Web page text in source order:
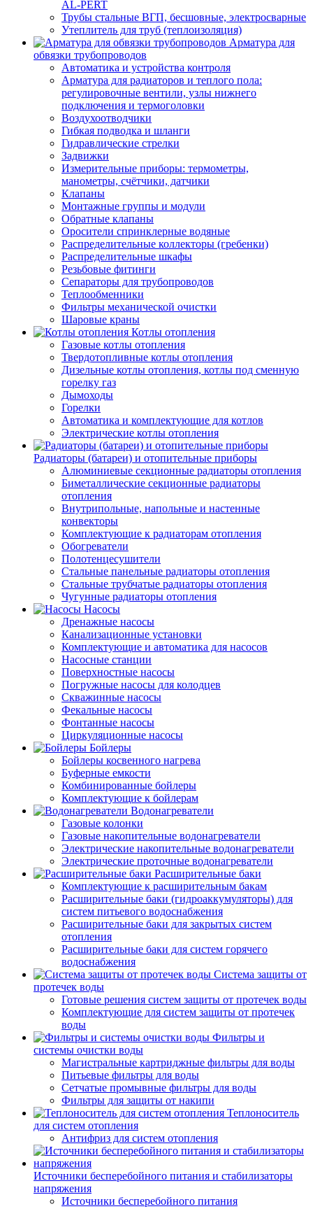
AL-PERT
Трубы стальные ВГП, бесшовные, электросварные
Утеплитель для труб (теплоизоляция)
Арматура для
обвязки трубопроводов
Автоматика и устройства контроля
Арматура для радиаторов и теплого пола:
регулировочные вентили, узлы нижнего
подключения и термоголовки
Воздухоотводчики
Гибкая подводка и шланги
Гидравлические стрелки
Задвижки
Измерительные приборы: термометры,
манометры, счётчики, датчики
Клапаны
Монтажные группы и модули
Обратные клапаны
Оросители спринклерные водяные
Распределительные коллекторы (гребенки)
Распределительные шкафы
Резьбовые фитинги
Сепараторы для трубопроводов
Теплообменники
Фильтры механической очистки
Шаровые краны
Котлы отопления
Газовые котлы отопления
Твердотопливные котлы отопления
Дизельные котлы отопления, котлы под сменную
горелку газ
Дымоходы
Горелки
Автоматика и комплектующие для котлов
Электрические котлы отопления
Радиаторы (батареи) и отопительные приборы
Алюминиевые секционные радиаторы отопления
Биметаллические секционные радиаторы
отопления
Внутрипольные, напольные и настенные
конвекторы
Комплектующие к радиаторам отопления
Обогреватели
Полотенцесушители
Стальные панельные радиаторы отопления
Стальные трубчатые радиаторы отопления
Чугунные радиаторы отопления
Насосы
Дренажные насосы
Канализационные установки
Комплектующие и автоматика для насосов
Насосные станции
Поверхностные насосы
Погружные насосы для колодцев
Скважинные насосы
Фекальные насосы
Фонтанные насосы
Циркуляционные насосы
Бойлеры
Бойлеры косвенного нагрева
Буферные емкости
Комбинированные бойлеры
Комплектующие к бойлерам
Водонагреватели
Газовые колонки
Газовые накопительные водонагреватели
Электрические накопительные водонагреватели
Электрические проточные водонагреватели
Расширительные баки
Комплектующие к расширительным бакам
Расширительные баки (гидроаккумуляторы) для
систем питьевого водоснабжения
Расширительные баки для закрытых систем
отопления
Расширительные баки для систем горячего
водоснабжения
Система защиты от
протечек воды
Готовые решения систем защиты от протечек воды
Комплектующие для систем защиты от протечек
воды
Фильтры и
системы очистки воды
Магистральные картриджные фильтры для воды
Питьевые фильтры для воды
Сетчатые промывные фильтры для воды
Фильтры для защиты от накипи
Теплоноситель
для систем отопления
Антифриз для систем отопления
Источники бесперебойного питания и стабилизаторы
напряжения
Источники бесперебойного питания